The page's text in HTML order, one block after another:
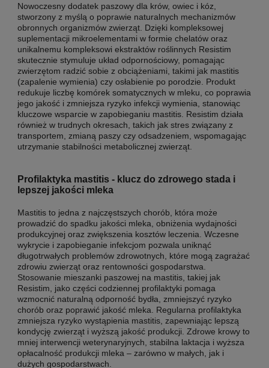
Nowoczesny dodatek paszowy dla krów, owiec i kóz,
stworzony z myślą o poprawie naturalnych mechanizmów
obronnych organizmów zwierząt. Dzięki kompleksowej
suplementacji mikroelementami w formie chelatów oraz
unikalnemu kompleksowi ekstraktów roślinnych Resistim
skutecznie stymuluje układ odpornościowy, pomagając
zwierzętom radzić sobie z obciążeniami, takimi jak mastitis
(zapalenie wymienia) czy osłabienie po porodzie. Produkt
redukuje liczbę komórek somatycznych w mleku, co poprawia
jego jakość i zmniejsza ryzyko infekcji wymienia, stanowiąc
kluczowe wsparcie w zapobieganiu mastitis. Resistim działa
również w trudnych okresach, takich jak stres związany z
transportem, zmianą paszy czy odsadzeniem, wspomagając
utrzymanie stabilności metabolicznej zwierząt.
Profilaktyka mastitis - klucz do zdrowego stada i
lepszej jakości mleka
Mastitis to jedna z najczęstszych chorób, która może
prowadzić do spadku jakości mleka, obniżenia wydajności
produkcyjnej oraz zwiększenia kosztów leczenia. Wczesne
wykrycie i zapobieganie infekcjom pozwala uniknąć
długotrwałych problemów zdrowotnych, które mogą zagrażać
zdrowiu zwierząt oraz rentowności gospodarstwa.
Stosowanie mieszanki paszowej na mastitis, takiej jak
Resistim, jako części codziennej profilaktyki pomaga
wzmocnić naturalną odporność bydła, zmniejszyć ryzyko
chorób oraz poprawić jakość mleka. Regularna profilaktyka
zmniejsza ryzyko wystąpienia mastitis, zapewniając lepszą
kondycję zwierząt i wyższą jakość produkcji. Zdrowe krowy to
mniej interwencji weterynaryjnych, stabilna laktacja i wyższa
opłacalność produkcji mleka – zarówno w małych, jak i
dużych gospodarstwach.